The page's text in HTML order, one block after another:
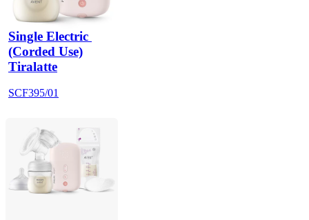
Single Electric
(Corded Use)
Tiralatte
SCF395/01